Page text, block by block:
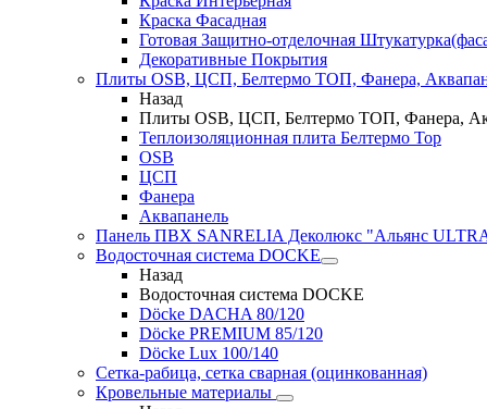
Краска Фасадная
Готовая Защитно-отделочная
Декоративные Покрытия
Плиты OSB, ЦСП, Белтермо ТОП, Фанера,
Назад
Плиты OSB, ЦСП, Белтермо ТОП, Фанера,
Теплоизоляционная плита Белтермо Top
OSB
ЦСП
Фанера
Аквапанель
Панель ПВХ SANRELIA Деколюкс "Альянс
Водосточная система DOCKE
Назад
Водосточная система DOCKE
Döсkе DACHA 80/120
Döcke PREMIUM 85/120
Döсkе Luх 100/140
Сетка-рабица, сетка сварная (оцинкованная)
Кровельные материалы